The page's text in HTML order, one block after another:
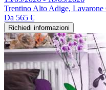
Trentino Alto Adige, Lavarone
Da 565 €
Richiedi informazioni